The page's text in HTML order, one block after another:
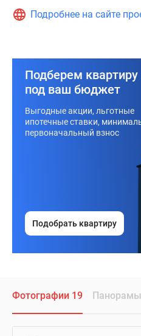
картины,
растения
цветы,
комфорта
резидентов
офисы
для
и
Подробнее на сайте
Подберем квартиру
под ваш бюджет
Выгодные акции, льготные
ипотечные ставки,
первоначальный взнос
Подобрать квартиру
Фотографии 19